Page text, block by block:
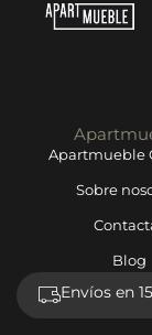
Apartmueble
Sobre
Blog
Envíos en